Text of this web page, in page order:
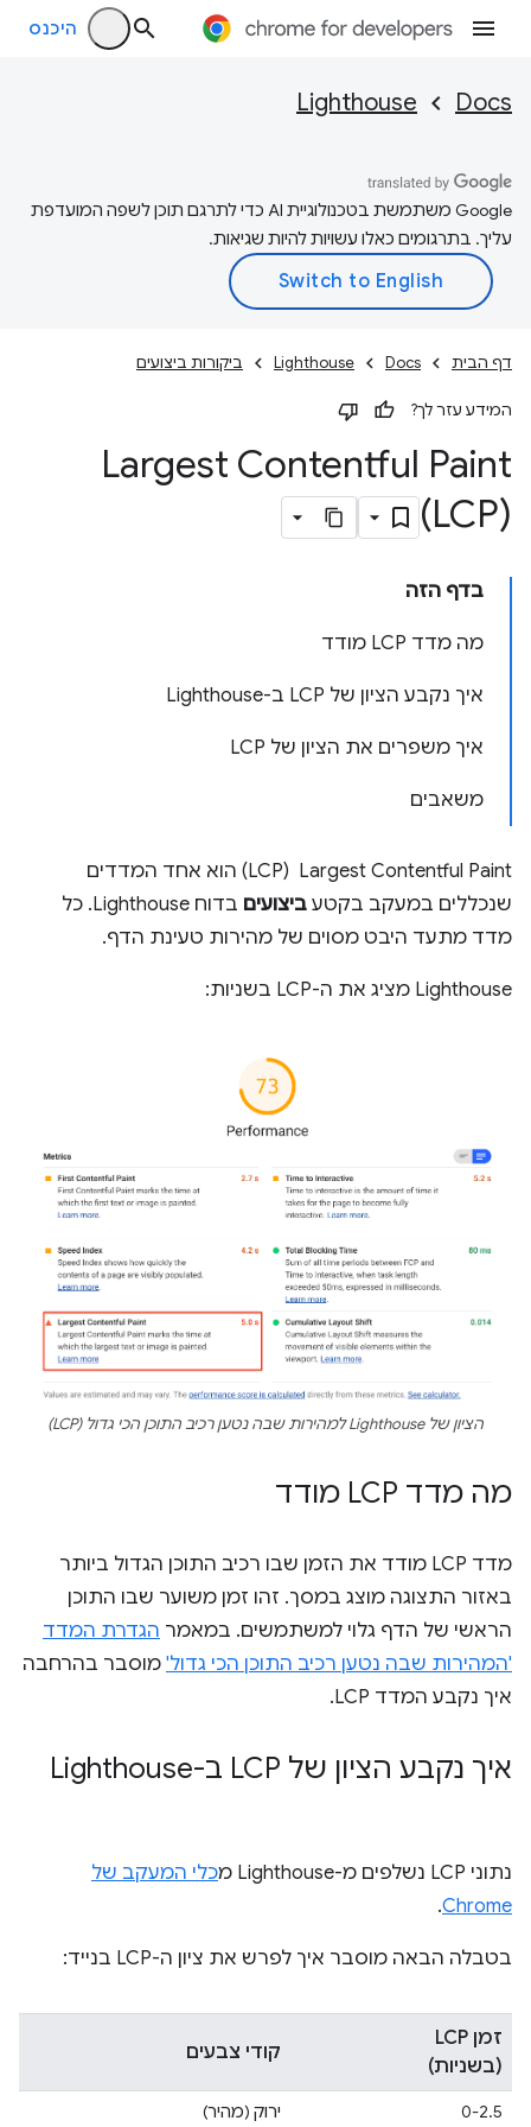
היכנס
Docs
Lighthouse
‫Google משתמשת בטכנולוגיית AI כדי לתרגם תוכן לשפה המועדפת
עליך. בתרגומים כאלו עשויות להיות שגיאות.
דף הבית Docs
Lighthouse ביקורות ביצועים
המידע עזר לך?
Largest Contentful Paint
‏(LCP)
בדף הזה
מה מדד LCP מודד
איך נקבע הציון של LCP ב-Lighthouse
איך משפרים את הציון של LCP
משאבים
Largest Contentful Paint ‏ (LCP) הוא אחד המדדים
שנכללים במעקב בקטע ביצועים
בדוח Lighthouse. כל
מדד מתעד היבט מסוים של מהירות טעינת הדף.
Lighthouse מציג את ה-LCP בשניות:
הציון של Lighthouse למהירות שבה נטען רכיב התוכן הכי גדול (LCP)
מה מדד LCP מודד
מדד LCP מודד את הזמן שבו רכיב התוכן הגדול ביותר
באזור התצוגה מוצג במסך. זהו זמן משוער שבו התוכן
הראשי של הדף גלוי למשתמשים. במאמר הגדרת המדד
'המהירות שבה נטען רכיב התוכן הכי גדול' מוסבר בהרחבה
איך נקבע המדד LCP.
איך נקבע הציון של LCP ב-Lighthouse
נתוני LCP נשלפים מ-Lighthouse מ
כלי המעקב של
Chrome
.
בטבלה הבאה מוסבר איך לפרש את ציון ה-LCP בנייד:
זמן LCP
(בשניות)
קודי צבעים
0-2.5 ירוק (מהיר)